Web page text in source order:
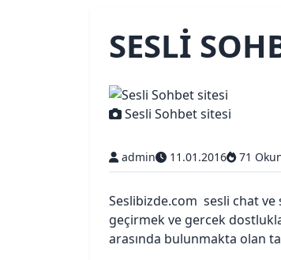
SESLI
Sesli Sohbet sitesi
admin 11.01.2016 71
Seslibizde.com sesli chat ve
geçirmek ve gercek
arasında bulunmakta olan